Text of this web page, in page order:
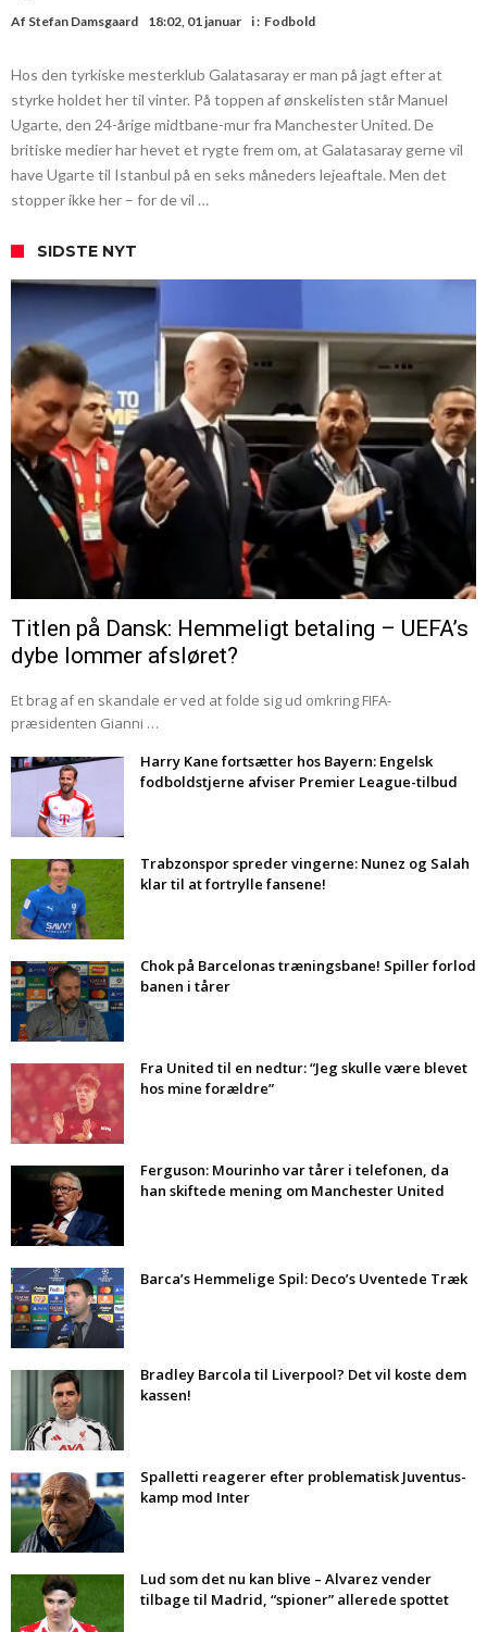
Af Stefan Damsgaard 18:02, 01 januar i : Fodbold
Hos den tyrkiske mesterklub Galatasaray er man på jagt efter at
styrke holdet her til vinter. På toppen af ønskelisten står Manuel
Ugarte, den 24-årige midtbane-mur fra Manchester United. De
britiske medier har hevet et rygte frem om, at Galatasaray gerne vil
have Ugarte til Istanbul på en seks måneders lejeaftale. Men det
stopper ikke her – for de vil …
SIDSTE NYT
Titlen på Dansk: Hemmeligt betaling – UEFA’s
dybe lommer afsløret?
Et brag af en skandale er ved at folde sig ud omkring FIFA-
præsidenten Gianni …
Harry Kane fortsætter hos Bayern: Engelsk
fodboldstjerne afviser Premier League-tilbud
Trabzonspor spreder vingerne: Nunez og Salah
klar til at fortrylle fansene!
Chok på Barcelonas træningsbane! Spiller forlod
banen i tårer
Fra United til en nedtur: “Jeg skulle være blevet
hos mine forældre”
Ferguson: Mourinho var tårer i telefonen, da
han skiftede mening om Manchester United
Barca’s Hemmelige Spil: Deco’s Uventede Træk
Bradley Barcola til Liverpool? Det vil koste dem
kassen!
Spalletti reagerer efter problematisk Juventus-
kamp mod Inter
Lud som det nu kan blive – Alvarez vender
tilbage til Madrid, “spioner” allerede spottet